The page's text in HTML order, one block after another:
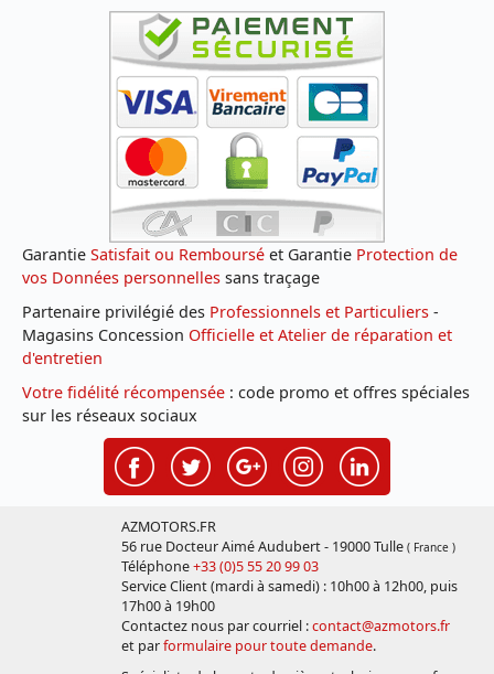
Garantie Satisfait ou Remboursé et Garantie Protection de
vos Données personnelles sans traçage
Partenaire privilégié des Professionnels et Particuliers -
Magasins Concession Officielle et Atelier de réparation et
d'entretien
Votre fidélité récompensée : code promo et offres spéciales
sur les réseaux sociaux
AZMOTORS.FR
56 rue Docteur Aimé Audubert - 19000 Tulle ( France )
Téléphone+33 (0)5 55 20 99 03
Service Client (mardi à samedi) : 10h00 à 12h00, puis
17h00 à 19h00
Contactez nous par courriel :contact@azmotors.fr
et parformulaire pour toute demande.